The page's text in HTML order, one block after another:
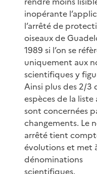
inopérante
l’arrêté de
oiseaux de
1989 si l’on se
uniquement aux
scientifiques y
Ainsi plus des 2/3
espèces de la
sont concernées
changements. Le
arrêté tient
évolutions et met
dénominations
scientifiques.